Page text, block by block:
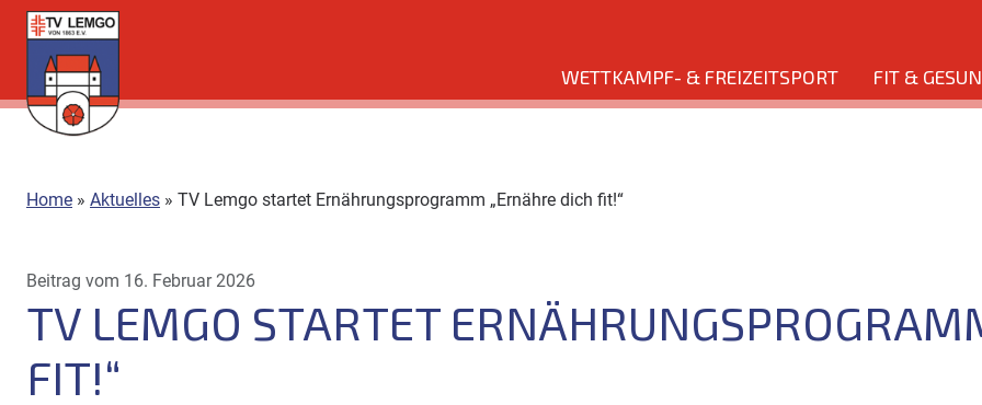
Direkt
zum
Inhalt
WETTKAMPF- & FREIZEITSPORT FIT &
Home » Aktuelles » TV Lemgo startet Ernährungsprogramm „Ernähre dich fit!“
Beitrag vom 16. Februar 2026
TV LEMGO STARTET
FIT!“